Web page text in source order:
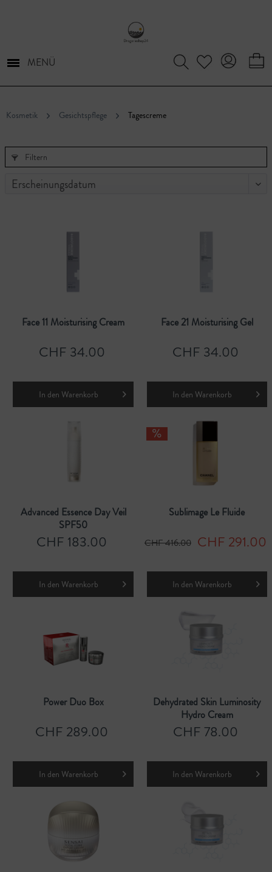
MENÜ
Kosmetik Gesichtspflege Tagescreme
Filtern
Face 11 Moisturising Cream
CHF 34.00
In den Warenkorb
Face 21 Moisturising Gel
CHF 34.00
In den Warenkorb
Advanced Essence Day Veil
SPF50
CHF 183.00
In den Warenkorb
Sublimage Le Fluide
CHF 416.00 CHF 291.00
In den Warenkorb
Power Duo Box
CHF 289.00
In den Warenkorb
Dehydrated Skin Luminosity
Hydro Cream
CHF 78.00
In den Warenkorb